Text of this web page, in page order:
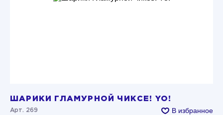
ШАРИКИ ГЛАМУРНОЙ ЧИКСЕ! YO!
Арт. 269 В избранное